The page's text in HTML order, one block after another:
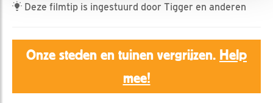
Deze filmtip is ingestuurd door Tigger en anderen
Onze steden en tuinen vergrijzen. Help
mee!